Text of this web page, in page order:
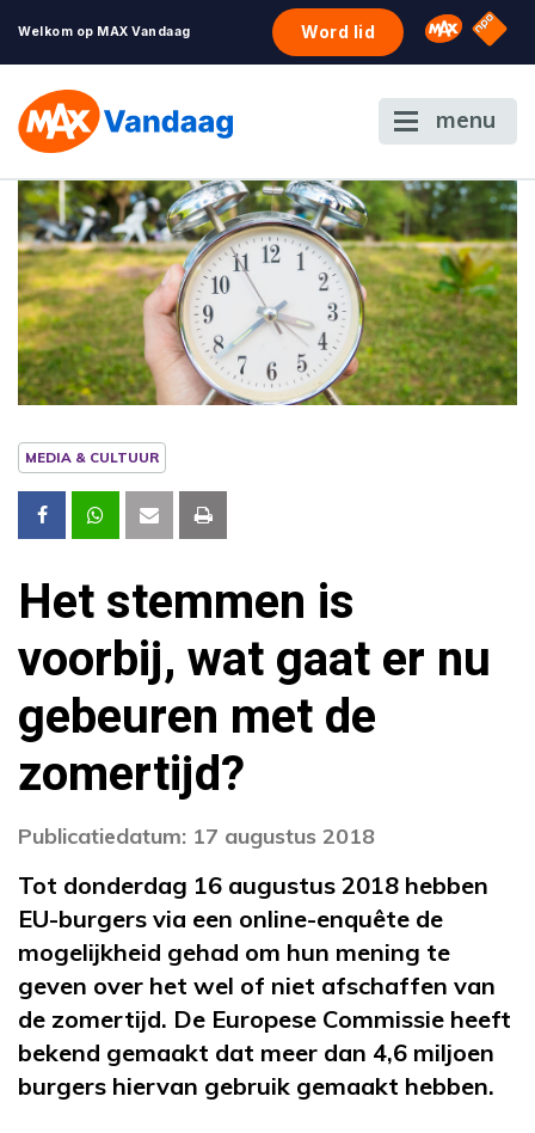
Welkom op MAX Vandaag Word lid Omroep
NPO
menu
MEDIA & CULTUUR
Het stemmen is
voorbij, wat gaat er nu
gebeuren met de
zomertijd?
Publicatiedatum: 17 augustus 2018
Tot donderdag 16 augustus 2018 hebben
EU-burgers via een online-enquête de
mogelijkheid gehad om hun mening te
geven over het wel of niet afschaffen van
de zomertijd. De Europese Commissie heeft
bekend gemaakt dat meer dan 4,6 miljoen
burgers hiervan gebruik gemaakt hebben.